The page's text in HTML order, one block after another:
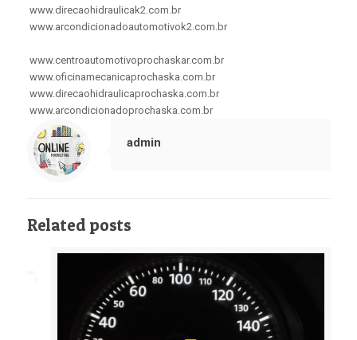
www.direcaohidraulicak2.com.br
www.arcondicionadoautomotivok2.com.br
www.centroautomotivoprochaskar.com.br
www.oficinamecanicaprochaska.com.br
www.direcaohidraulicaprochaska.com.br
www.arcondicionadoprochaska.com.br
admin
Related posts